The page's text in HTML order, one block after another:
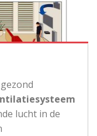
lucht in de